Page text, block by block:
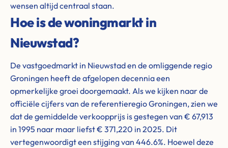
wensen altijd centraal staan.
Hoe is de woningmarkt in
Nieuwstad?
De vastgoedmarkt in Nieuwstad en de omliggende regio
Groningen heeft de afgelopen decennia een
opmerkelijke groei doorgemaakt. Als we kijken naar de
officiële cijfers van de referentieregio Groningen, zien we
dat de gemiddelde verkoopprijs is gestegen van € 67,913
in 1995 naar maar liefst € 371,220 in 2025. Dit
vertegenwoordigt een stijging van 446.6%. Hoewel deze